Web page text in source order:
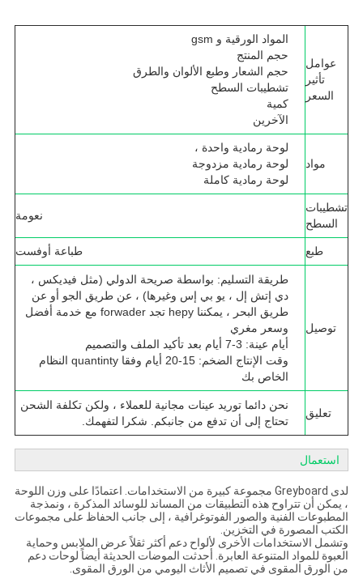
عوامل
تأثير
السعر
المواد الورقية و gsm
حجم المنتج
حجم الشعار وطبع الألوان والطرق
تشطيبات السطح
كمية
الآخرين
مواد
لوحة رمادية واحدة ،
لوحة رمادية مزدوجة
لوحة رمادية كاملة
تشطيبات
السطح
نعومة
طبع طباعة أوفست
توصيل
طريقة التسليم: بواسطة صريحة الدولي (مثل فيديكس ،
دي إتش إل ، يو بي إس وغيرها) ، عن طريق الجو أو عن
طريق البحر ، يمكننا hepy تجد forwader مع خدمة أفضل
وسعر مغري
أيام عينة: 3-7 أيام بعد تأكيد الملف والتصميم
وقت الإنتاج الضخم: 15-20 أيام وفقا quantinty النظام
الخاص بك
تعليق
نحن دائما توريد عينات مجانية للعملاء ، ولكن تكلفة الشحن
تحتاج إلى أن تدفع من جانبكم. شكرا لتفهمك.
استعمال
لدى Greyboard مجموعة كبيرة من الاستخدامات.
اعتمادًا على وزن اللوحة
، يمكن أن تتراوح هذه التطبيقات من المساند للوسائد المذكرة ، ونمذجة
المطبوعات الفنية والصور الفوتوغرافية ، إلى جانب الحفاظ على مجموعات
الكتب المصورة في التخزين.
وتشمل الاستخدامات الأخرى لألواح دعم أكثر ثقلاً عرض الملابس وحماية
العبوة للمواد المتنوعة العابرة. أحدثت الموضات الحديثة أيضاً لوحات دعم
من الورق المقوى في تصميم الأثاث اليومي من الورق المقوى.